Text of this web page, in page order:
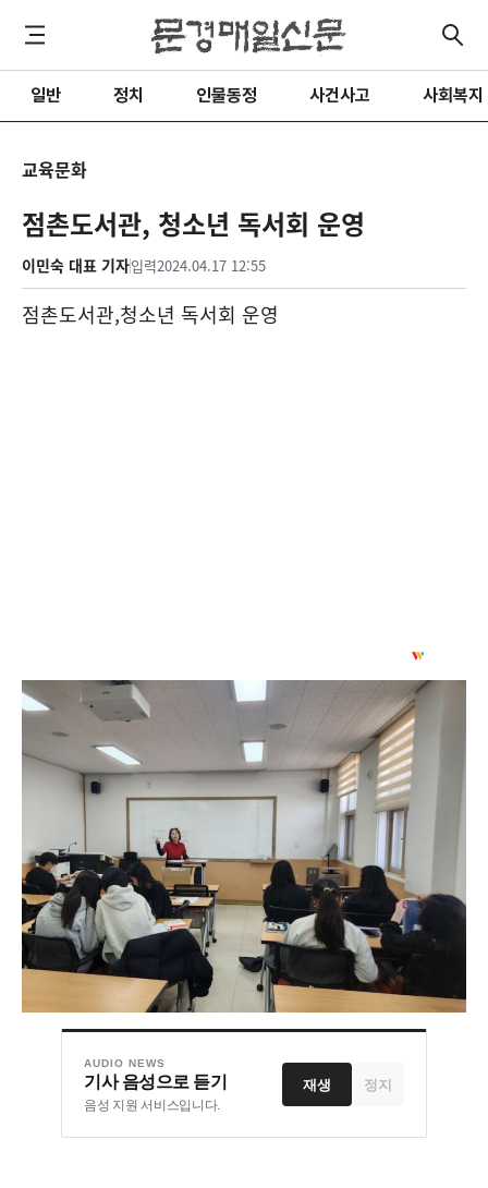
일반 정치 인물동정 사건사고 사회복지
교육문화
점촌도서관, 청소년 독서회 운영
이민숙 대표 기자입력2024.04.17 12:55
점촌도서관,청소년 독서회 운영
AUDIO NEWS
기사 음성으로 듣기
음성 지원 서비스입니다.
재생 정지